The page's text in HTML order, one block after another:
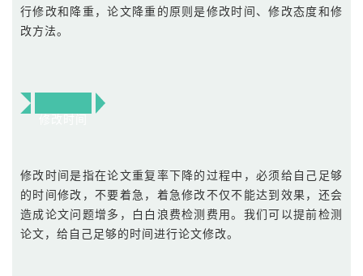
行修改和降重，论文降重的原则是修改时间、修改态度和修
改方法。
修改时间是指在论文重复率下降的过程中，必须给自己足够
的时间修改，不要着急，着急修改不仅不能达到效果，还会
造成论文问题增多，白白浪费检测费用。我们可以提前检测
论文，给自己足够的时间进行论文修改。